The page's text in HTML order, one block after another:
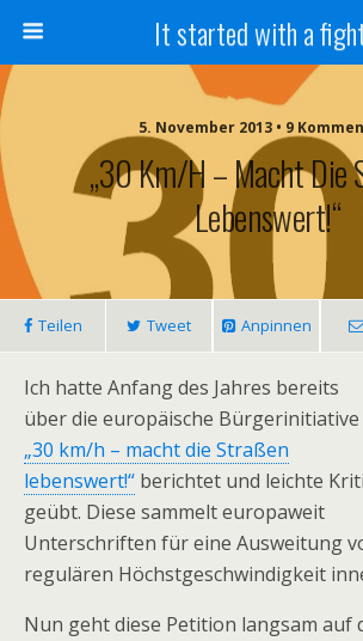
It started with a
5. November 2013 • 9
„30 Km/h – Macht Die
Lebenswert!“
Teilen Tweet Anpinnen
Ich hatte Anfang des Jahres bereits
über die europäische Bürgerinitiative
„30 km/h – macht die Straßen
lebenswert!“ berichtet und leichte
geübt. Diese sammelt europaweit
Unterschriften für eine Ausweitung
regulären Höchstgeschwindigkeit
Nun geht diese Petition langsam auf